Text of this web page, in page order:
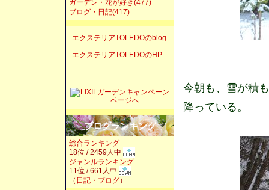
今朝も、雪が積
降っている。
ガーデン・花が好き(477)
ブログ・日記(417)
エクステリアTOLEDOのblog
エクステリアTOLEDOのHP
ブログランキング
総合ランキング
18位 / 2459人中
ジャンルランキング
11位 / 661人中
（ 日記・ブログ）